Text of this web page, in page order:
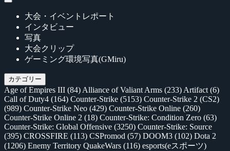
大会・イベントレポート
インタビュー
写真
大会クリップ
ゲーミング環境写真(GMiru)
カテゴリー
Age of Empires III (84) Alliance of Valiant Arms (233) Artifact (6)
Call of Duty4 (164) Counter-Strike (5153) Counter-Strike 2 (CS2)
(989) Counter-Strike Neo (429) Counter-Strike Online (260)
Counter-Strike Online 2 (18) Counter-Strike: Condition Zero (63)
Counter-Strike: Global Offensive (3250) Counter-Strike: Source
(395) CROSSFIRE (113) CSPromod (57) DOOM3 (102) Dota 2
(1206) Enemy Territory QuakeWars (116) esports(eスポーツ)